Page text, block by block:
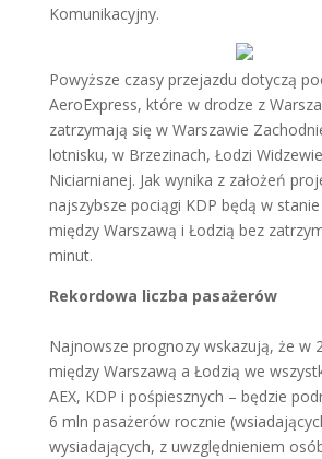
Komunikacyjny.
Powyższe czasy przejazdu dotyczą
AeroExpress, które w drodze z
zatrzymają się w Warszawie
lotnisku, w Brzezinach, Łodzi
Niciarnianej. Jak wynika z założeń
najszybsze pociągi KDP będą w
między Warszawą i Łodzią bez
minut.
Rekordowa liczba pasażerów
Najnowsze prognozy wskazują, że w
między Warszawą a Łodzią we
AEX, KDP i pośpiesznych – będzie
6 mln pasażerów rocznie
wysiadających, z uwzględnieniem